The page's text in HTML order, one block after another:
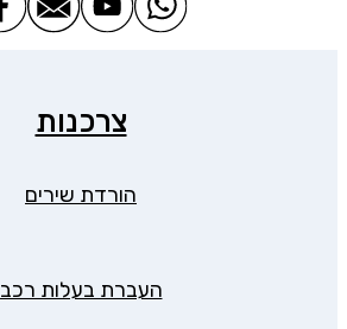
צרכנות
הורדת שירים
העברת בעלות רכב